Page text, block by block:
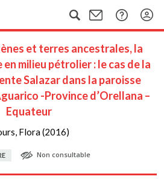
et terres ancestrales, la
milieu pétrolier : le cas de la
Salazar dans la paroisse
-Province d’Orellana –
Equateur
Flora (2016)
Non consultable